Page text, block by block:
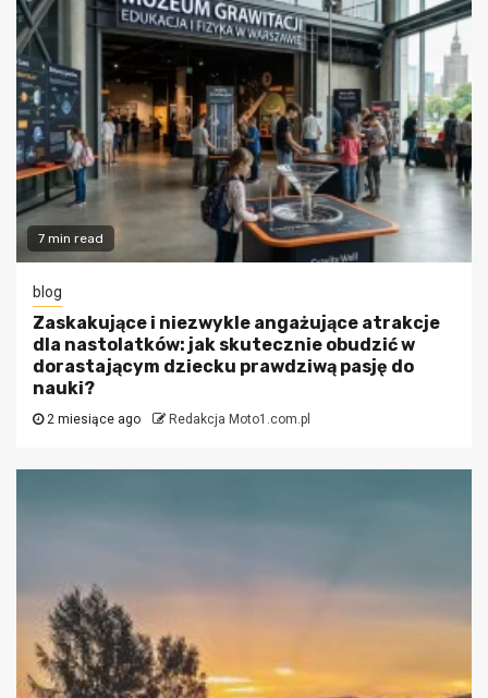
7 min read
blog
Zaskakujące i niezwykle angażujące atrakcje
dla nastolatków: jak skutecznie obudzić w
dorastającym dziecku prawdziwą pasję do
nauki?
2 miesiące ago Redakcja Moto1.com.pl